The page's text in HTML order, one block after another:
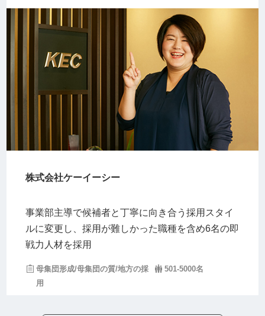
株式会社ケーイーシー
事業部主導で候補者と丁寧に向き合う採用スタイ
ルに変更し、採用が難しかった職種を含め6名の即
戦力人材を採用
母集団形成/母集団の質/地方の採
用
501-5000名